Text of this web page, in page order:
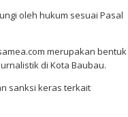
oleh hukum sesuai Pasal
merupakan bentuk
di Kota Baubau.
sanksi keras terkait